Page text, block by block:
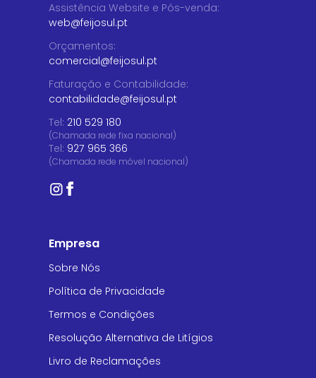
Assistência Website e Pós-venda:
web@feijosul.pt
Orçamentos:
comercial@feijosul.pt
Faturação e Contabilidade:
contabilidade@feijosul.pt
Tel: 210 529 180
(Chamada rede fixa nacional)
Tel: 927 965 366
(Chamada rede móvel nacional)
Empresa
Sobre Nós
Política de Privacidade
Termos e Condições
Resolução Alternativa de Litígios
Livro de Reclamações